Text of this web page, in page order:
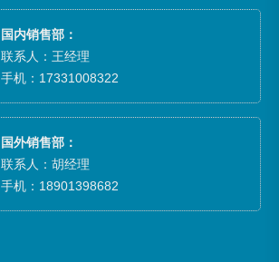
国内销售部：
联系人：王经理
手机：17331008322
国外销售部：
联系人：胡经理
手机：18901398682